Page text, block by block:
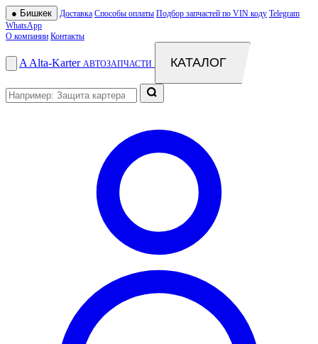
● Бишкек Доставка Способы оплаты Подбор запчастей по VIN коду Telegram
WhatsApp
О компании Контакты
A Alta-Karter АВТОЗАПЧАСТИ КАТАЛОГ